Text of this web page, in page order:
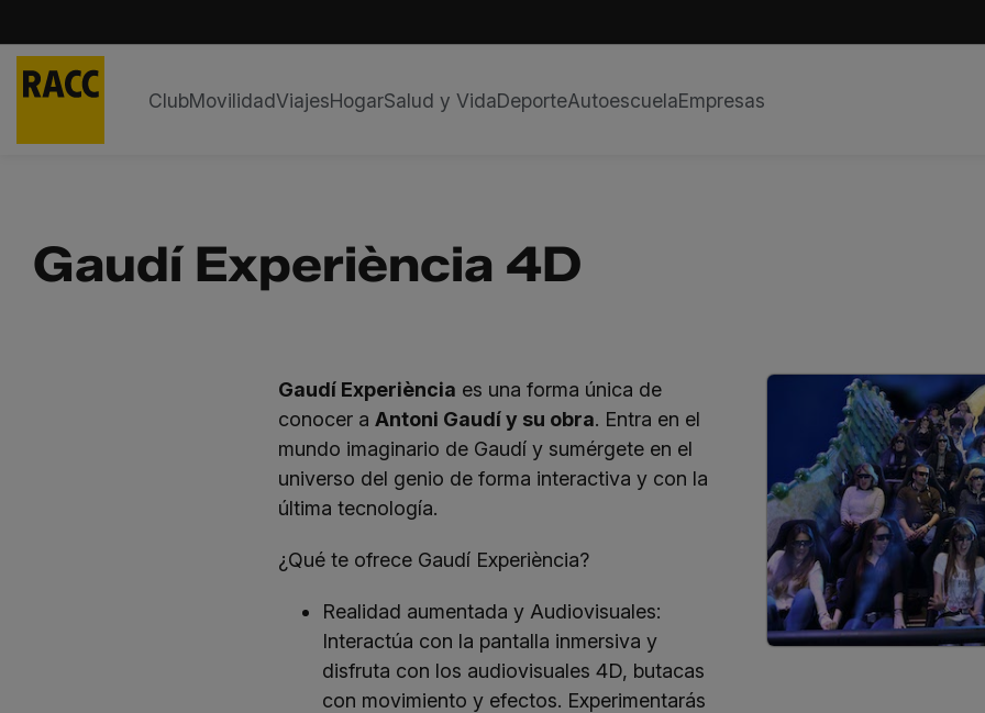
ClubMovilidadViajesHogarSalud y VidaDeporteAutoescuelaEmpresas
Gaudí Experiència 4D
Gaudí Experiència es una forma única de
conocer a Antoni Gaudí y su obra. Entra en el
mundo imaginario de Gaudí y sumérgete en el
universo del genio de forma interactiva y con la
última tecnología.
¿Qué te ofrece Gaudí Experiència?
Realidad aumentada y Audiovisuales:
Interactúa con la pantalla inmersiva y
disfruta con los audiovisuales 4D, butacas
con movimiento y efectos. Experimentarás